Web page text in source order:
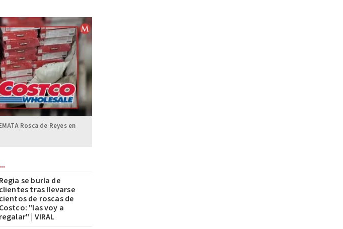
Rosca de Reyes en
Regia se burla de
clientes tras llevarse
cientos de roscas de
Costco: "las voy a
regalar" | VIRAL